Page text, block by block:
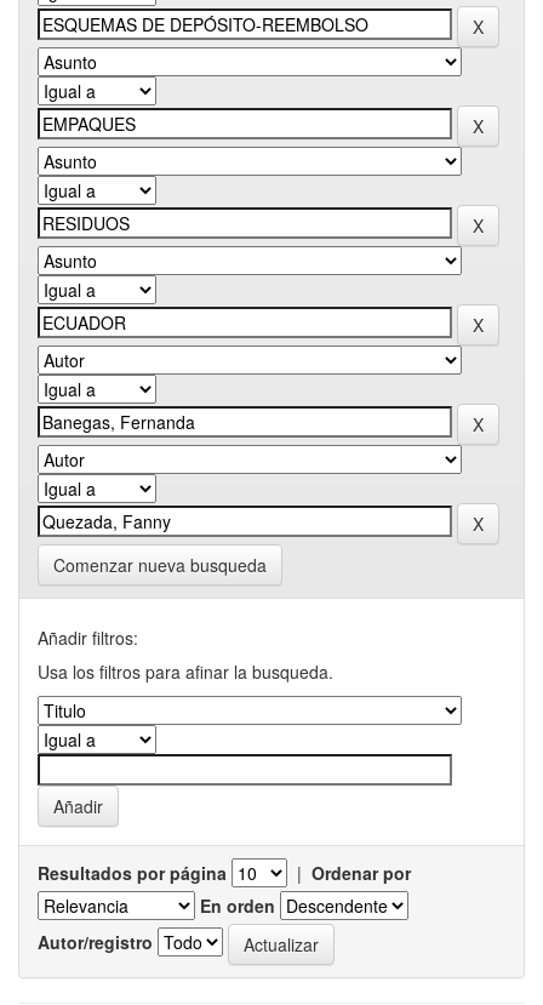
Comenzar nueva busqueda
Añadir filtros:
Usa los filtros para afinar la busqueda.
Resultados por página | Ordenar por
En orden
Autor/registro